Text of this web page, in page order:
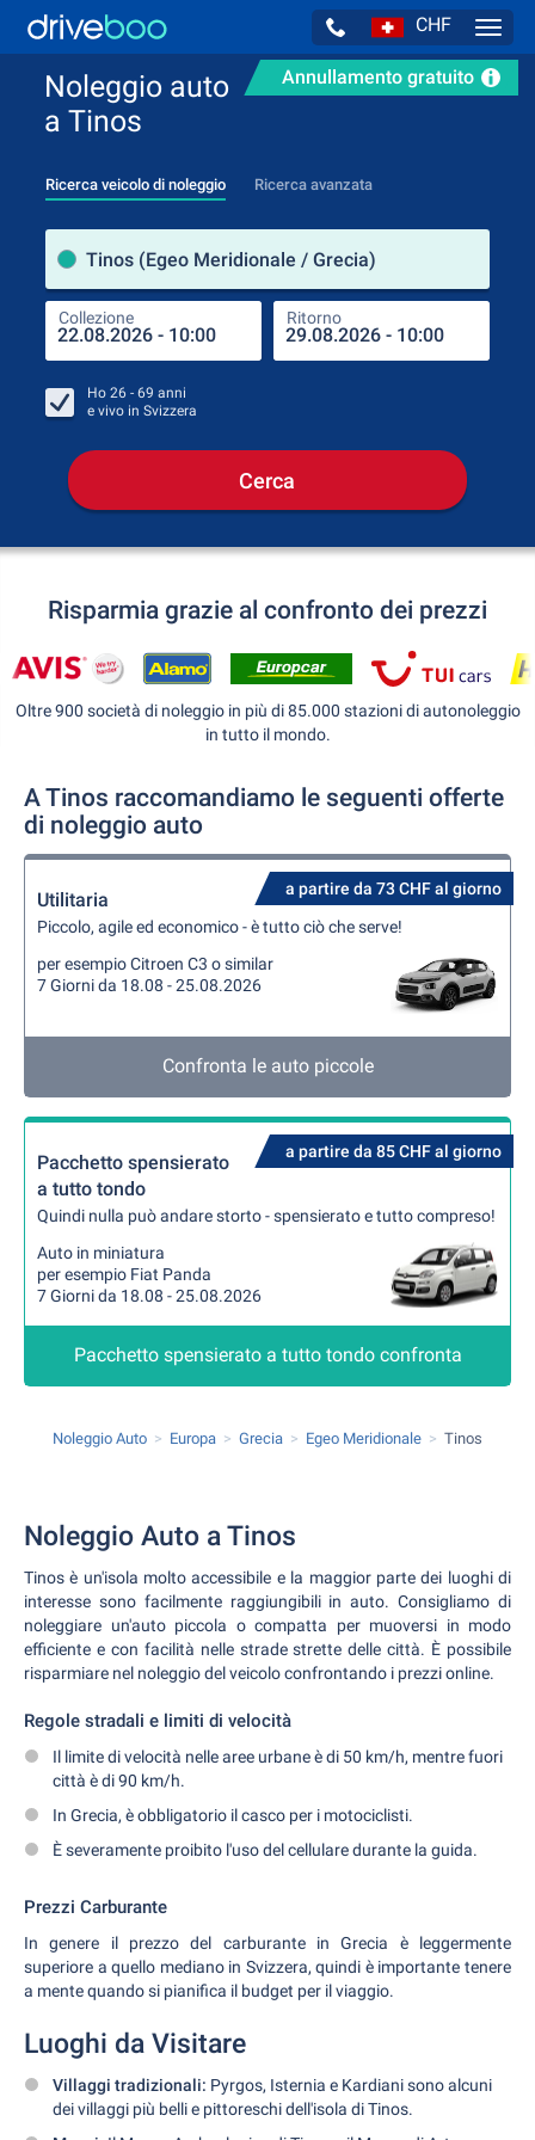
CHF
Annullamento gratuito
Noleggio auto
a Tinos
Ricerca veicolo di noleggio Ricerca avanzata
Tinos (Egeo Meridionale / Grecia)
Collezione Ritorno
Ho 26 - 69 anni
e vivo in Svizzera
Cerca
Risparmia grazie al confronto dei prezzi
Oltre 900 società di noleggio in più di 85.000 stazioni di autonoleggio
in tutto il mondo.
A Tinos raccomandiamo le seguenti offerte
di noleggio auto
a partire da 73 CHF al giorno
Utilitaria
Piccolo, agile ed economico - è tutto ciò che serve!
per esempio Citroen C3 o similar
7 Giorni da 18.08 - 25.08.2026
Confronta le auto piccole
a partire da 85 CHF al giorno
Pacchetto spensierato
a tutto tondo
Quindi nulla può andare storto - spensierato e tutto compreso!
Auto in miniatura
per esempio Fiat Panda
7 Giorni da 18.08 - 25.08.2026
Pacchetto spensierato a tutto tondo confronta
Noleggio Auto Europa Grecia Egeo Meridionale Tinos
Noleggio Auto a Tinos
Tinos è un'isola molto accessibile e la maggior parte dei luoghi di
interesse sono facilmente raggiungibili in auto. Consigliamo di
noleggiare un'auto piccola o compatta per muoversi in modo
efficiente e con facilità nelle strade strette delle città. È possibile
risparmiare nel noleggio del veicolo confrontando i prezzi online.
Regole stradali e limiti di velocità
Il limite di velocità nelle aree urbane è di 50 km/h, mentre fuori
città è di 90 km/h.
In Grecia, è obbligatorio il casco per i motociclisti.
È severamente proibito l'uso del cellulare durante la guida.
Prezzi Carburante
In genere il prezzo del carburante in Grecia è leggermente
superiore a quello mediano in Svizzera, quindi è importante tenere
a mente quando si pianifica il budget per il viaggio.
Luoghi da Visitare
Villaggi tradizionali: Pyrgos, Isternia e Kardiani sono alcuni
dei villaggi più belli e pittoreschi dell'isola di Tinos.